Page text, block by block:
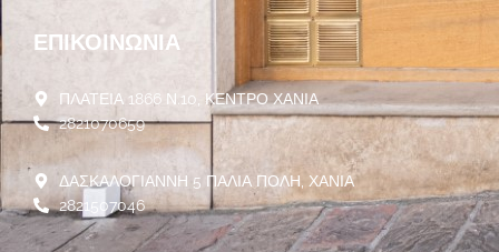
ΕΠΙΚΟΙΝΩΝΊΑ
ΠΛΑΤΕΙΑ 1866 Ν.10, ΚΕΝΤΡΟ ΧΑΝΙΑ
2821070659
ΔΑΣΚΑΛΟΓΙΑΝΝΗ 5 ΠΑΛΙΑ ΠΟΛΗ, ΧΑΝΙΑ
2821507046